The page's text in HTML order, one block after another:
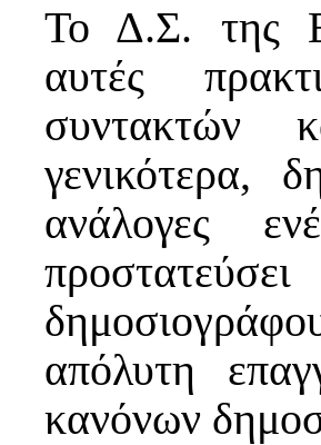
Το Δ.Σ. της
αυτές
συντακτών
γενικότερα,
ανάλογες
απόλυτη
κανόνων